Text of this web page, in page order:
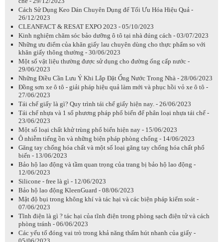
Cách Sử Dụng Keo Dán Chuyên Dụng để Tối Ưu Hóa Hiệu Quả -
26/12/2023
CLEANFACT & RESAT EXPO 2023 - 05/10/2023
Kinh nghiệm chăm sóc bảo dưỡng ô tô tại nhà đúng cách - 03/07/2023
Những ưu điểm của khăn giấy lau chuyên dùng cho thực phẩm so với
khăn giấy thông thường - 30/06/2023
Một số vật liệu thường được sử dụng cho đường ống cấp nước -
29/06/2023
Những Điều Cần Lưu Ý Khi Lắp Đặt Ống Nước Trong Nhà - 28/06/2023
Đồng sơn xe ô tô - giải pháp hiệu quả làm mới và phục hồi vỏ xe ô tô -
27/06/2023
Tái chế giấy là gì? Quy trình tái chế giấy hiện nay. - 26/06/2023
Tái chế nhựa và 1 số phương pháp phổ biến để phân loại nhựa tái chế -
23/06/2023
Một số loại chất khử trùng phổ biến hiện nay - 15/06/2023
Ô nhiễm tiếng ồn và những biện pháp phòng chống - 14/06/2023
Găng tay chống hóa chất và một số loại găng tay chống hóa chất phổ
biến - 13/06/2023
Bảo hộ lao động và tầm quan trọng của trang bị bảo hộ lao động -
12/06/2023
Silicone - free là gì - 12/06/2023
Bảo hộ lao động KleenGuard - 08/06/2023
Mật độ bụi trong không khí và tác hại và các biện pháp kiểm soát -
07/06/2023
Tĩnh điện là gì ? tác hại của tĩnh điện trong phòng sạch điện tử và cách
phòng tránh - 06/06/2023
Các yếu tố đóng vai trò trong khả năng thấm hút nhanh của giấy -